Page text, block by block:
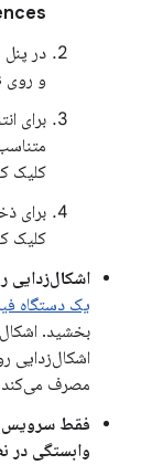
در
و روی
برای
کلیک
برای
کلیک
اشکال‌زدایی
یک دستگاه
بخشید.
اشکال‌زدایی
مصرف
فقط
وابستگی در